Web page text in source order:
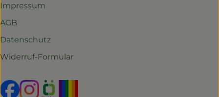
Impressum
AGB
Datenschutz
Widerruf-Formular
Externer Link zu https://www.facebook.com/
Externer Link zu https://